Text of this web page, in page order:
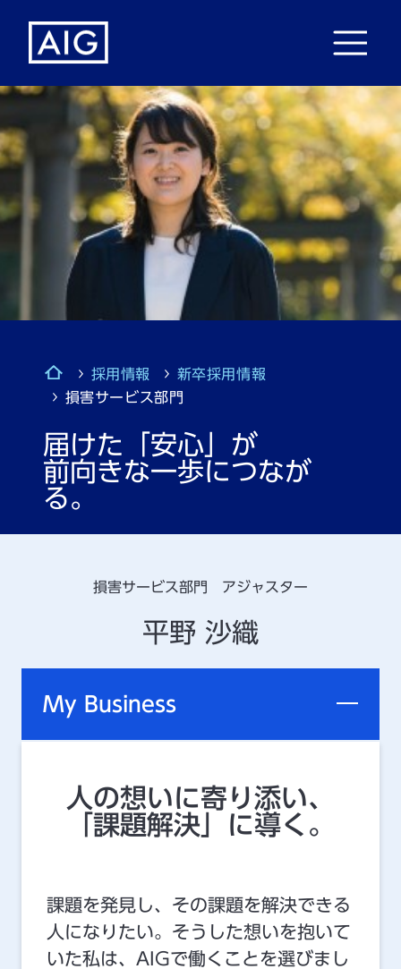
採用情報
新卒採用情報
損害サービス部門
届けた「安心」が
前向きな一歩につなが
る。
損害サービス部門 アジャスター
平野 沙織
My Business
人の想いに寄り添い、
「課題解決」に導く。
課題を発見し、その課題を解決できる
人になりたい。そうした想いを抱いて
いた私は、AIGで働くことを選びまし